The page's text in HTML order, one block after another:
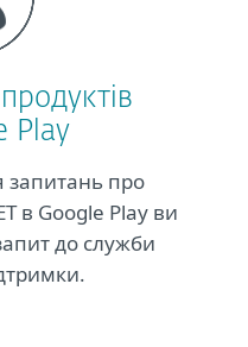
Play
запитань про
в Google Play ви
до служби